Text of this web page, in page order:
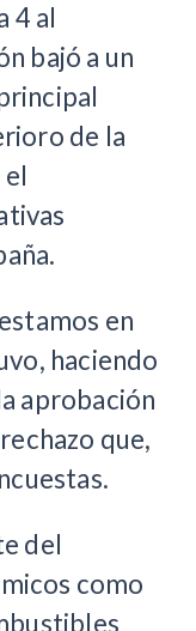
4 al
bajó a un
de la
en
haciendo
aprobación
que,
del
como